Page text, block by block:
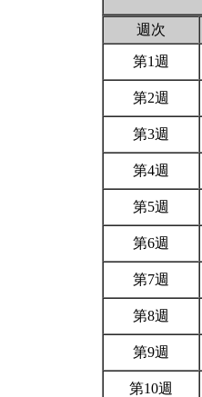
週次
第1週
第2週
第3週
第4週
第5週
第6週
第7週
第8週
第9週
第10週